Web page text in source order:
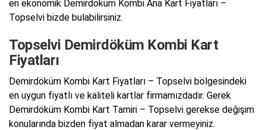
en ekonomik Demirdöküm Kombi Ana Kart Fiyatları –
Topselvi bizde bulabilirsiniz.
Topselvi Demirdöküm Kombi Kart
Fiyatları
Demirdöküm Kombi Kart Fiyatları – Topselvi bölgesindeki
en uygun fiyatlı ve kaliteli kartlar firmamızdadır. Gerek
Demirdöküm Kombi Kart Tamiri – Topselvi gerekse değişim
konularında bizden fiyat almadan karar vermeyiniz.